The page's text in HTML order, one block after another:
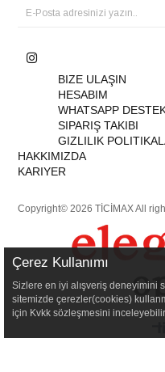
BIZE ULAŞIN
HESABIM
WHATSAPP
SIPARIŞ TAKIBI
GIZLILIK
HAKKIMIZDA
KARIYER
Copyright© 2026 TİCİMAX All
Çerez Kullanımı
Sizlere en iyi alışveriş deneyimini
sitemizde çerezler(cookies)
için Kvkk sözleşmesini